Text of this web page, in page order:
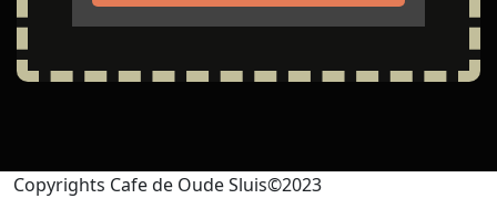
Copyrights Cafe de Oude Sluis©2023